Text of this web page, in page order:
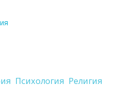
Психология Религия